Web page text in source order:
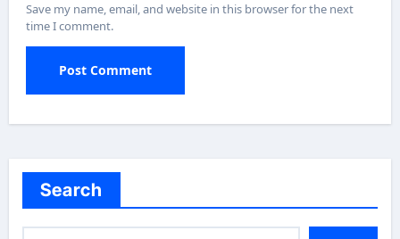
Save my name, email, and website in this browser for the next
time I comment.
Search